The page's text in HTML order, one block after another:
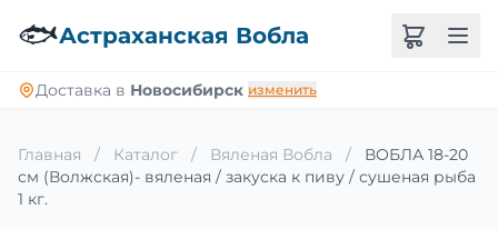
🐟Астраханская Вобла
Доставка в Новосибирск изменить
Главная / Каталог / Вяленая Вобла /
ВОБЛА 18-20
см (Волжская)- вяленая / закуска к пиву / сушеная рыба
1 кг.